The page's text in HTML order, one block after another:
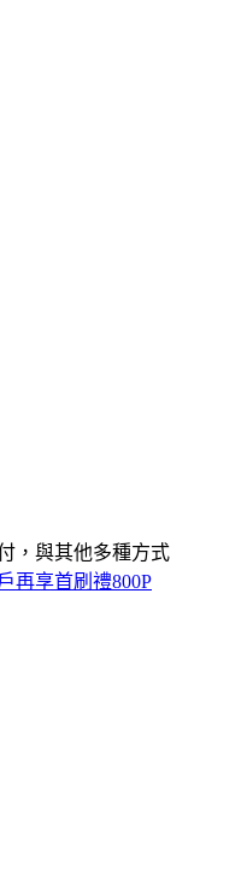
，與其他多種方式
再享首刷禮800P